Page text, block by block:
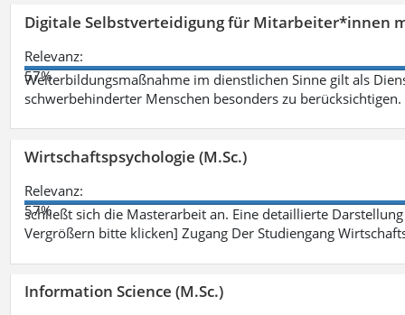
Digitale Selbstverteidigung für Mitarbeiter*innen
Relevanz:
57%
Weiterbildungsmaßnahme im dienstlichen Sinne gilt als
schwerbehinderter Menschen besonders zu berücksichtigen.
Wirtschaftspsychologie (M.Sc.)
Relevanz:
57%
schließt sich die Masterarbeit an. Eine detaillierte
Vergrößern bitte klicken] Zugang Der Studiengang
Information Science (M.Sc.)